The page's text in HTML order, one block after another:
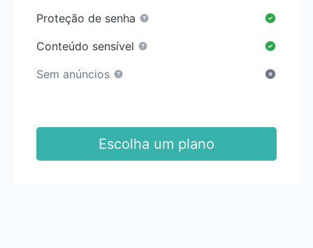
Proteção de senha
Conteúdo sensível
Sem anúncios
Escolha um plano